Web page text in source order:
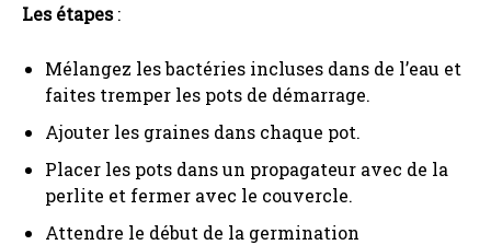
Les étapes:
Mélangez les bactéries incluses dans de l’eau et
faites tremper les pots de démarrage.
Ajouter les graines dans chaque pot.
Placer les pots dans un propagateur avec de la
perlite et fermer avec le couvercle.
Attendre le début de la germination